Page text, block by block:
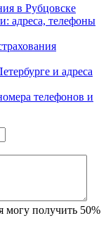
в Рубцовске
адреса, телефоны
и адреса
телефонов и
могу получить 50%